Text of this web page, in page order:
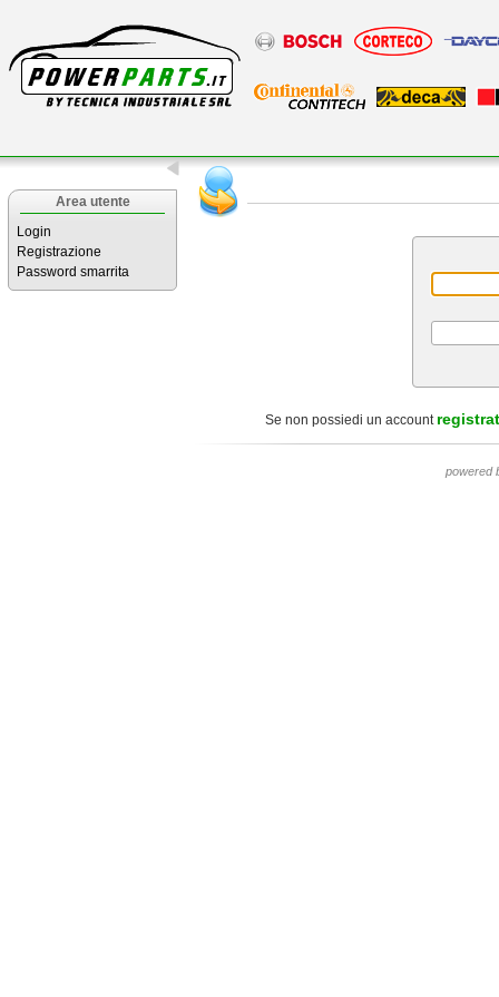
Area utente
Login
Registrazione
Password smarrita
Se non possiedi un account
powered